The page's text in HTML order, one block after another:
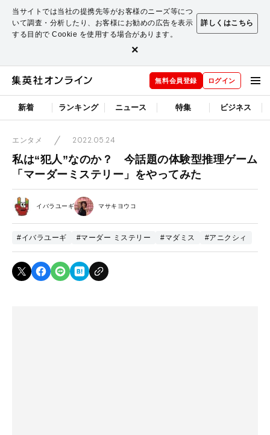
当サイトでは当社の提携先等がお客様のニーズ等につ
いて調査・分析したり、お客様にお勧めの広告を表示
する目的で Cookie を使用する場合があります。
詳しくはこちら
×
無料会員登録 ログイン
新着 ランキング ニュース 特集 ビジネス
エンタメ 2022.05.24
私は“犯人”なのか？ 今話題の体験型推理ゲーム
「マーダーミステリー」をやってみた
イバラユーギ マサキヨウコ
#イバラユーギ #マーダー ミステリー #マダミス #アニクシィ